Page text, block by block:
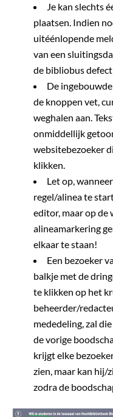
Je kan slechts
plaatsen. Indien
uitéénlopende
van een
de bibliobus defect
De
de knoppen vet,
weghalen aan.
onmiddellijk
websitebezoeker
klikken.
Let op,
regel/alinea te
editor, maar op de
alineamarkering
elkaar te staan!
Een bezoeker
balkje met de
te klikken op het
beheerder/
mededeling, zal
de vorige
krijgt elke
zien, maar kan hij/
zodra de